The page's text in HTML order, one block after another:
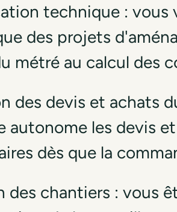
technique : vous
des projets
métré au calcul des
des devis et achats
autonome les devis
dès que la
des chantiers : vous